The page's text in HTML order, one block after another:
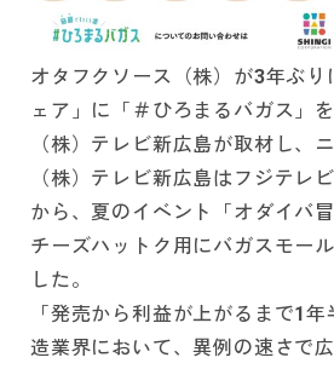
オタフクソース（株）が3年ぶり
ェア」に「＃ひろまるバガス」
（株）テレビ新広島が取材し、
（株）テレビ新広島はフジテレ
から、夏のイベント「オダイバ
チーズハットク用にバガスモー
した。
「発売から利益が上がるまで1
造業界において、異例の速さで